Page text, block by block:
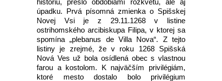
úpadku. Prvá písomná zmienka o Spišskej
Novej Vsi je z 29.11.1268 v listine
ostrihomského arcibiskupa Filipa, v ktorej sa
spomína „plebanus de Villa Nova“. Z tejto
listiny je zrejmé, že v roku 1268 Spišská
Nová Ves už bola osídlená obec s vlastnou
farou a kostolom. K najväčším privilégiám,
ktoré mesto dostalo bolo privilégium